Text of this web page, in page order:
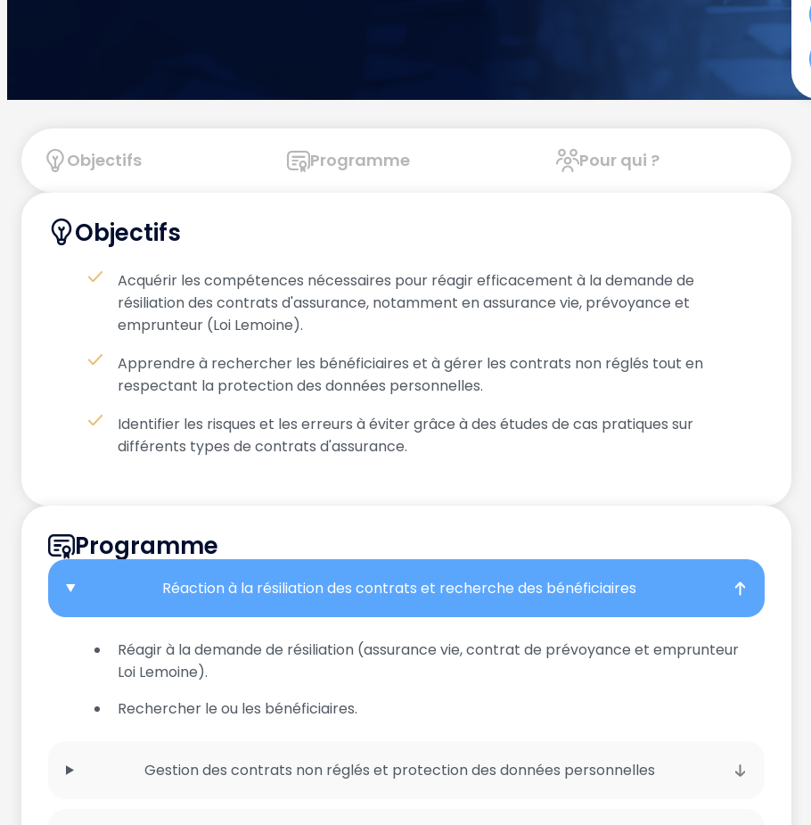
Objectifs Programme Pour qui ?
Objectifs
Acquérir les compétences nécessaires pour réagir efficacement à la demande de
résiliation des contrats d'assurance, notamment en assurance vie, prévoyance et
emprunteur (Loi Lemoine).
Apprendre à rechercher les bénéficiaires et à gérer les contrats non réglés tout en
respectant la protection des données personnelles.
Identifier les risques et les erreurs à éviter grâce à des études de cas pratiques sur
différents types de contrats d'assurance.
Programme
Réaction à la résiliation des contrats et recherche des bénéficiaires
Réagir à la demande de résiliation (assurance vie, contrat de prévoyance et emprunteur
Loi Lemoine).
Rechercher le ou les bénéficiaires.
Gestion des contrats non réglés et protection des données personnelles